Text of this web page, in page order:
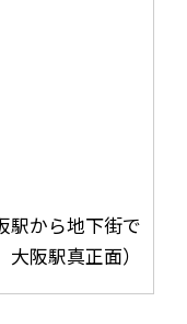
駅から地下街で
大阪駅真正面）